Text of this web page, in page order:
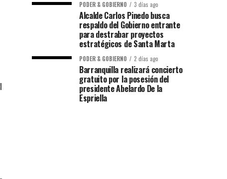
PODER & GOBIERNO 3 días ago
Alcalde Carlos Pinedo busca
respaldo del Gobierno entrante
para destrabar proyectos
estratégicos de Santa Marta
PODER & GOBIERNO 2 días ago
Barranquilla realizará concierto
gratuito por la posesión del
presidente Abelardo De la
Espriella